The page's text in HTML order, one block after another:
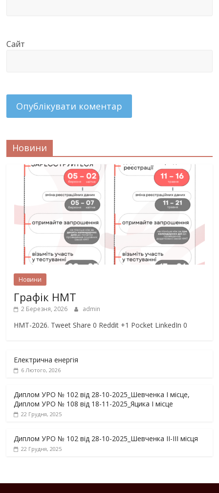
Сайт
Новини
Новини
Графік НМТ
2 Березня, 2026 admin
НМТ-2026. Tweet Share 0 Reddit +1 Pocket LinkedIn 0
Електрична енергія
6 Лютого, 2026
Диплом УРО № 102 від 28-10-2025_Шевченка І місце,
Диплом УРО № 108 від 18-11-2025_Яцика І місце
22 Грудня, 2025
Диплом УРО № 102 від 28-10-2025_Шевченка ІІ-ІІІ місця
22 Грудня, 2025